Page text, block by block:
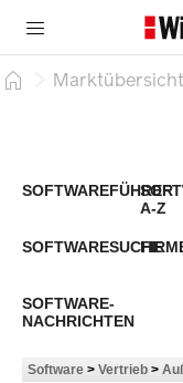
SOFTWAREFÜHRER
A-Z
SOFTWARESUCHE
SOFTWARE-
NACHRICHTEN
Software > Vertrieb >